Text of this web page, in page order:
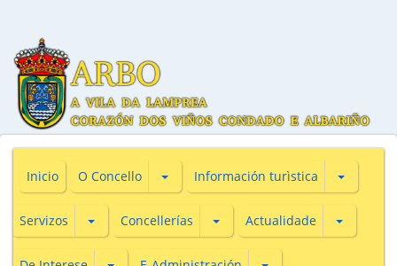
Inicio O Concello Subsecciones de O Concello
Información turìstica
Servizos Subsecciones de Servizos
Concellerías Subsecciones de Concellerías
Actualidade